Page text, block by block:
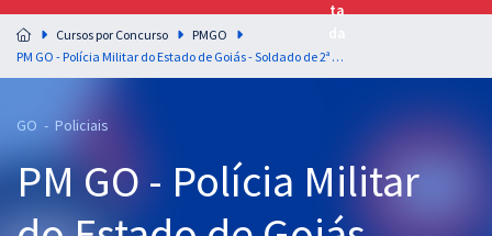
Preparação completa e intensiva para as principais
residências em saúde do Brasil
Cursos 20% OFF
Pós
Cursos por Concurso
PMGO
PM GO - Polícia Militar do Estado de Goiás - Soldado de 2ª Classe Polícia Militar - Combatente (Com Orientações para o TAF)
GO - Policiais
PM GO - Polícia Militar